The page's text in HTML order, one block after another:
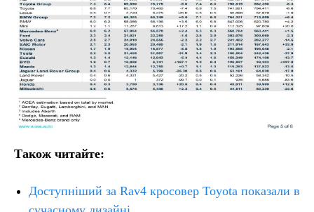
Також читайте:
Доступніший за Rav4 кросовер Toyota показали в